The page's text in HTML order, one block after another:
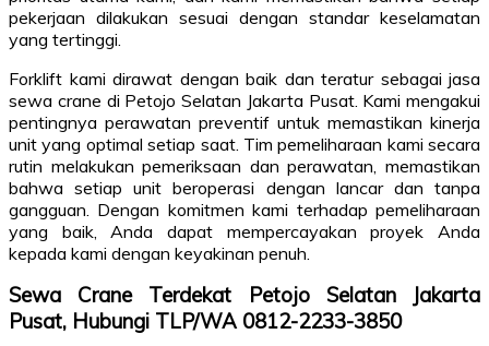
pekerjaan dilakukan sesuai dengan standar keselamatan
yang tertinggi.
Forklift kami dirawat dengan baik dan teratur sebagai jasa
sewa crane di Petojo Selatan Jakarta Pusat. Kami mengakui
pentingnya perawatan preventif untuk memastikan kinerja
unit yang optimal setiap saat. Tim pemeliharaan kami secara
rutin melakukan pemeriksaan dan perawatan, memastikan
bahwa setiap unit beroperasi dengan lancar dan tanpa
gangguan. Dengan komitmen kami terhadap pemeliharaan
yang baik, Anda dapat mempercayakan proyek Anda
kepada kami dengan keyakinan penuh.
Sewa Crane Terdekat Petojo Selatan Jakarta
Pusat, Hubungi TLP/WA 0812-2233-3850